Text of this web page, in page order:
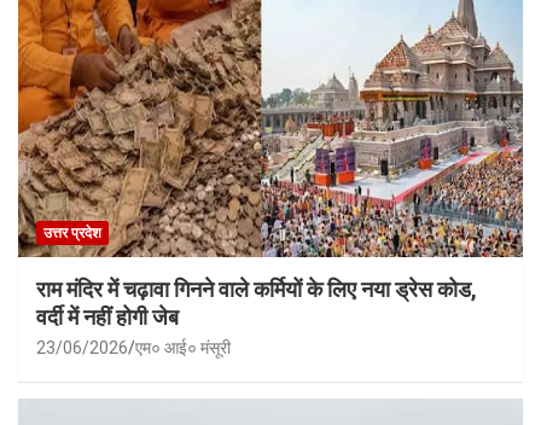
उत्तर प्रदेश
राम मंदिर में चढ़ावा गिनने वाले कर्मियों के लिए नया ड्रेस कोड,
वर्दी में नहीं होगी जेब
23/06/2026 एम० आई० मंसूरी